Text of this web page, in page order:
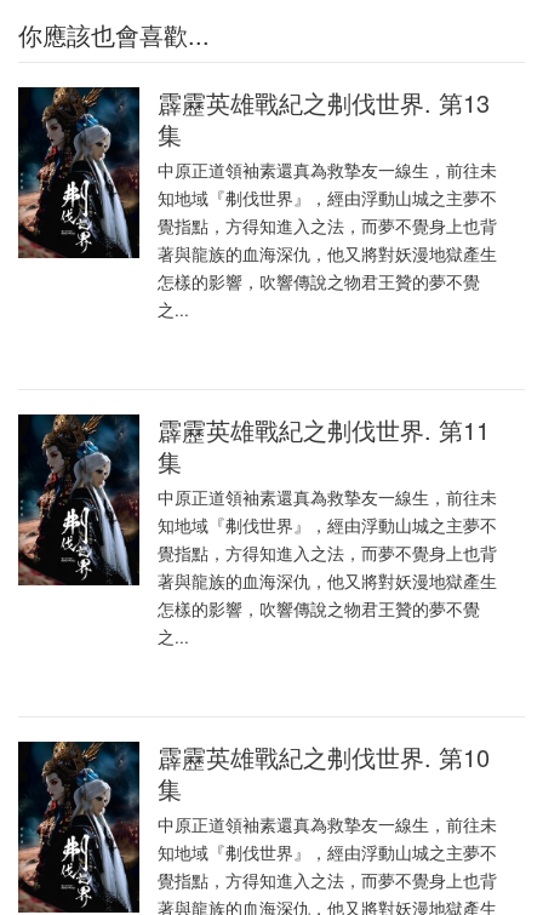
你應該也會喜歡...
霹靂英雄戰紀之刜伐世界. 第13
集
中原正道領袖素還真為救摯友一線生，前往未
知地域『刜伐世界』，經由浮動山城之主夢不
覺指點，方得知進入之法，而夢不覺身上也背
著與龍族的血海深仇，他又將對妖漫地獄產生
怎樣的影響，吹響傳說之物君王贊的夢不覺
之...
霹靂英雄戰紀之刜伐世界. 第11
集
中原正道領袖素還真為救摯友一線生，前往未
知地域『刜伐世界』，經由浮動山城之主夢不
覺指點，方得知進入之法，而夢不覺身上也背
著與龍族的血海深仇，他又將對妖漫地獄產生
怎樣的影響，吹響傳說之物君王贊的夢不覺
之...
霹靂英雄戰紀之刜伐世界. 第10
集
中原正道領袖素還真為救摯友一線生，前往未
知地域『刜伐世界』，經由浮動山城之主夢不
覺指點，方得知進入之法，而夢不覺身上也背
著與龍族的血海深仇，他又將對妖漫地獄產生